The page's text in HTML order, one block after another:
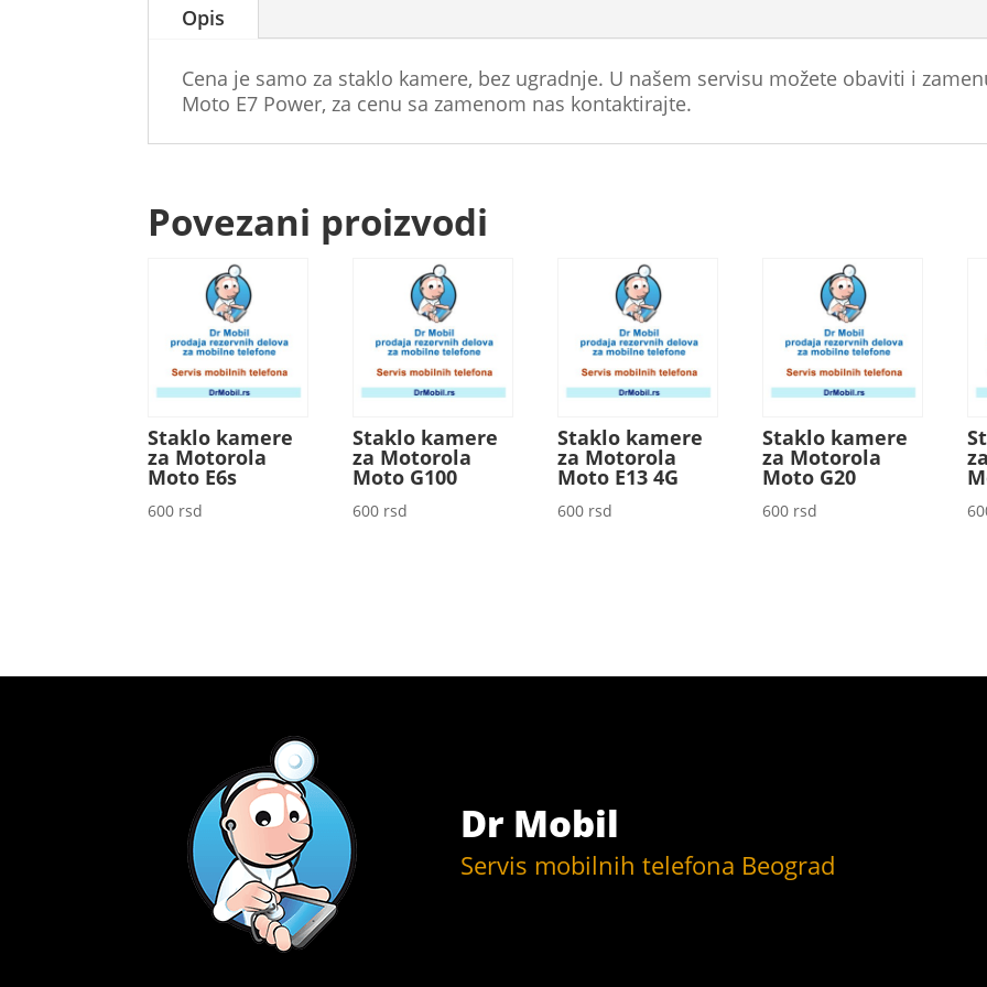
Opis
Cena je samo za staklo kamere, bez ugradnje. U našem servisu možete obaviti i
Moto E7 Power, za cenu sa zamenom nas kontaktirajte.
Povezani proizvodi
Staklo kamere
za Motorola
Moto E6s
600 rsd
Staklo kamere
za Motorola
Moto G100
600 rsd
Staklo kamere
za Motorola
Moto E13 4G
600 rsd
Staklo kamere
za Motorola
Moto G20
600 rsd
Dr Mobil
Servis mobilnih telefona Beograd